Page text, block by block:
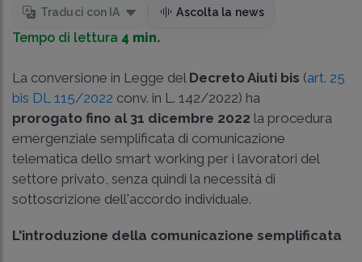
Traduci con IA Ascolta la news
Tempo di lettura 4 min.
La conversione in Legge del Decreto Aiuti bis (art. 25
bis DL 115/2022 conv. in L. 142/2022) ha
prorogato fino al 31 dicembre 2022 la procedura
emergenziale semplificata di comunicazione
telematica dello smart working per i lavoratori del
settore privato, senza quindi la necessità di
sottoscrizione dell'accordo individuale.
L'introduzione della comunicazione semplificata